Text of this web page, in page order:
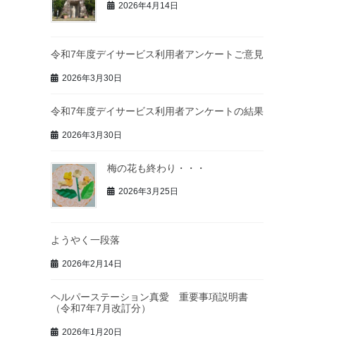
2026年4月14日
令和7年度デイサービス利用者アンケートご意見
2026年3月30日
令和7年度デイサービス利用者アンケートの結果
2026年3月30日
梅の花も終わり・・・
2026年3月25日
ようやく一段落
2026年2月14日
ヘルパーステーション真愛 重要事項説明書
（令和7年7月改訂分）
2026年1月20日